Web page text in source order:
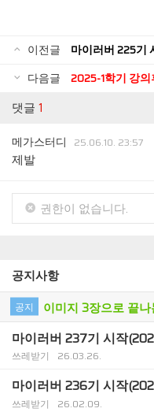
이전글
마이러버 225기
다음글
2025-1학기 강
댓글 1
메가스터디
25.06.10. 23:57
제발
권한이 없습니다.
공지사항
공지 이미지 3장으로 끝
마이러버 237기 시작
쓰레받기 26.03.26.
마이러버 236기 시작
쓰레받기 26.02.09.